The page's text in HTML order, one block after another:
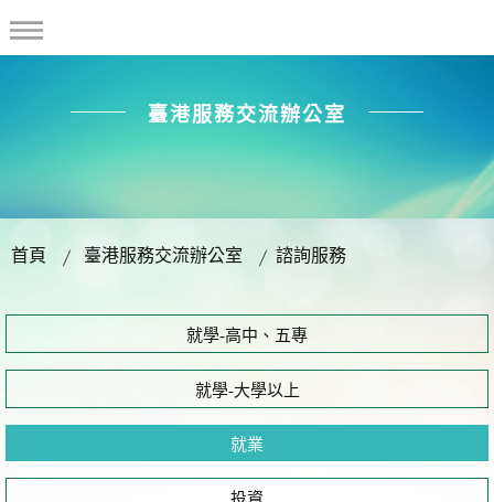
臺港服務交流辦公室
首頁 臺港服務交流辦公室 諮詢服務
就學-高中、五專
就學-大學以上
就業